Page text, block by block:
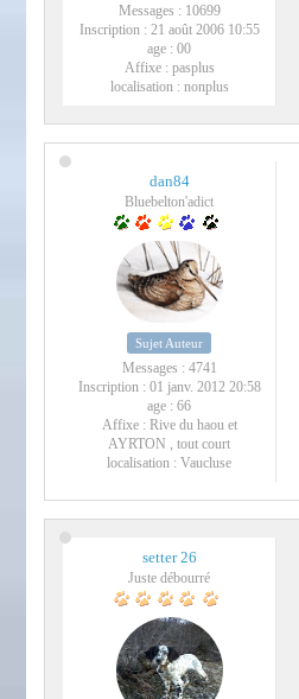
Messages : 10699
Inscription : 21 août 2006 10:55
age : 00
Affixe : pasplus
localisation : nonplus
dan84
Bluebelton'adict
Sujet Auteur
Messages : 4741
Inscription : 01 janv. 2012 20:58
age : 66
Affixe : Rive du haou et
AYRTON , tout court
localisation : Vaucluse
setter 26
Juste débourré